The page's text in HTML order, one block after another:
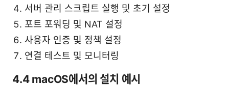
서버 관리 스크립트 실행 및 초기 설정
포트 포워딩 및 NAT 설정
사용자 인증 및 정책 설정
연결 테스트 및 모니터링
4.4 macOS에서의 설치 예시